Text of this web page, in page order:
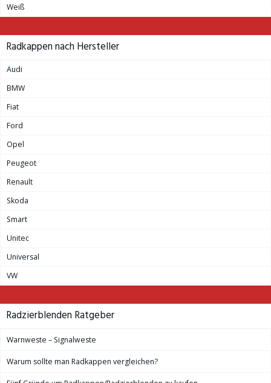
Weiß
Radkappen nach Hersteller
Audi
BMW
Fiat
Ford
Opel
Peugeot
Renault
Skoda
Smart
Unitec
Universal
VW
Radzierblenden Ratgeber
Warnweste – Signalweste
Warum sollte man Radkappen vergleichen?